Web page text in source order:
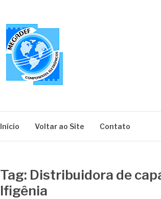
Início Voltar ao Site Contato
Tag: Distribuidora de
Ifigênia